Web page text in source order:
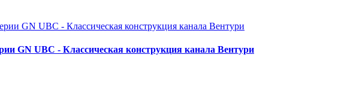
GN UBC - Классическая конструкция канала Вентури